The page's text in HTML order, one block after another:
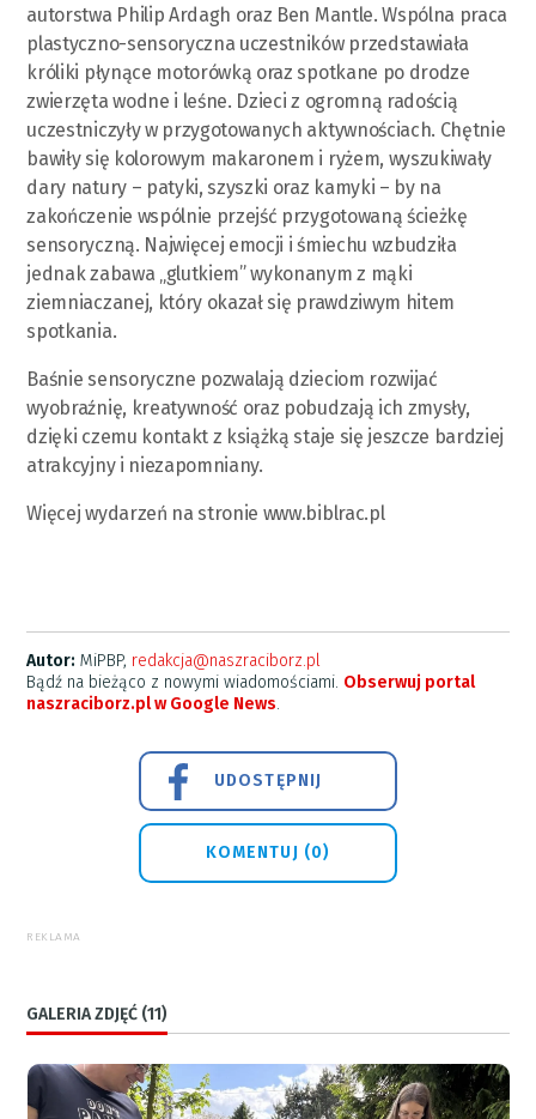
autorstwa Philip Ardagh oraz Ben Mantle. Wspólna praca
plastyczno-sensoryczna uczestników przedstawiała
króliki płynące motorówką oraz spotkane po drodze
zwierzęta wodne i leśne. Dzieci z ogromną radością
uczestniczyły w przygotowanych aktywnościach. Chętnie
bawiły się kolorowym makaronem i ryżem, wyszukiwały
dary natury – patyki, szyszki oraz kamyki – by na
zakończenie wspólnie przejść przygotowaną ścieżkę
sensoryczną. Najwięcej emocji i śmiechu wzbudziła
jednak zabawa „glutkiem” wykonanym z mąki
ziemniaczanej, który okazał się prawdziwym hitem
spotkania.
Baśnie sensoryczne pozwalają dzieciom rozwijać
wyobraźnię, kreatywność oraz pobudzają ich zmysły,
dzięki czemu kontakt z książką staje się jeszcze bardziej
atrakcyjny i niezapomniany.
Więcej wydarzeń na stronie www.biblrac.pl
Autor: MiPBP, redakcja@naszraciborz.pl
Bądź na bieżąco z nowymi wiadomościami. Obserwuj portal
naszraciborz.pl w Google News.
UDOSTĘPNIJ
KOMENTUJ (0)
REKLAMA
GALERIA ZDJĘĆ (11)